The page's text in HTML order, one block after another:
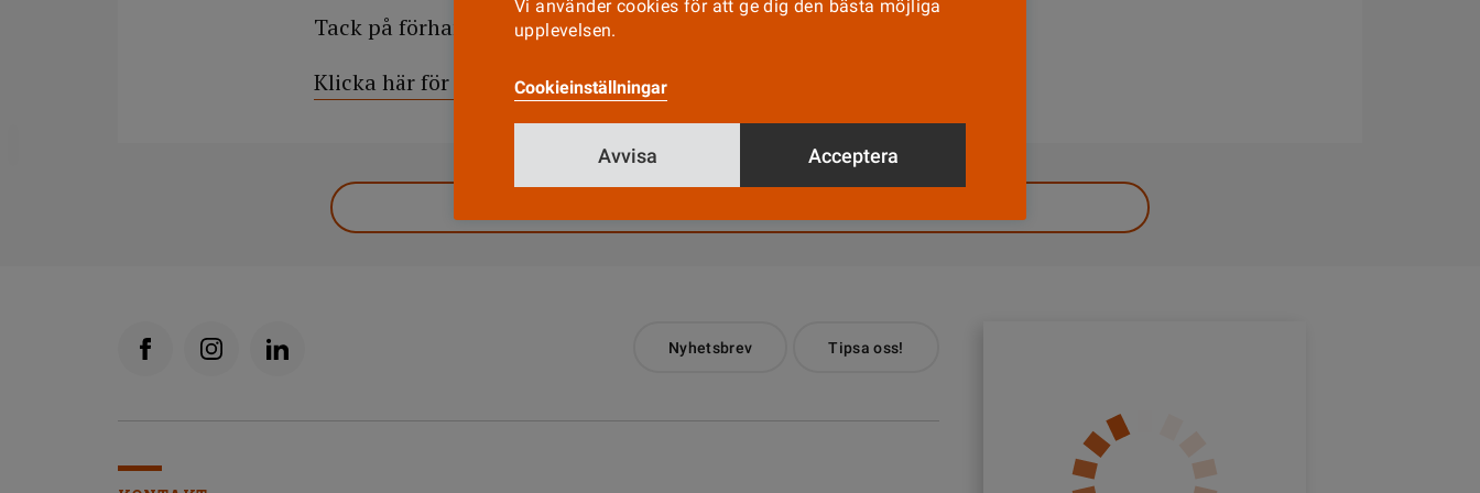
Tack på förhand för din medverkan.
Klicka här för att gå med
Nyhetsbrev Tipsa oss!
Vi använder cookies för att ge dig den bästa möjliga
upplevelsen.
Cookieinställningar
Avvisa Acceptera